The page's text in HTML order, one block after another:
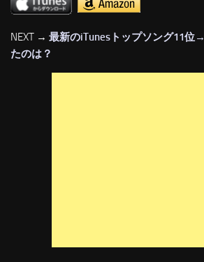
NEXT → 最新のiTunesトップソング11位
たのは？